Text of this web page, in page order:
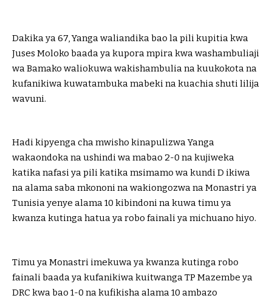
Dakika ya 67, Yanga waliandika bao la pili kupitia kwa
Juses Moloko baada ya kupora mpira kwa washambuliaji
wa Bamako waliokuwa wakishambulia na kuukokota na
kufanikiwa kuwatambuka mabeki na kuachia shuti lilija
wavuni.
Hadi kipyenga cha mwisho kinapulizwa Yanga
wakaondoka na ushindi wa mabao 2-0 na kujiweka
katika nafasi ya pili katika msimamo wa kundi D ikiwa
na alama saba mkononi na wakiongozwa na Monastri ya
Tunisia yenye alama 10 kibindoni na kuwa timu ya
kwanza kutinga hatua ya robo fainali ya michuano hiyo.
Timu ya Monastri imekuwa ya kwanza kutinga robo
fainali baada ya kufanikiwa kuitwanga TP Mazembe ya
DRC kwa bao 1-0 na kufikisha alama 10 ambazo